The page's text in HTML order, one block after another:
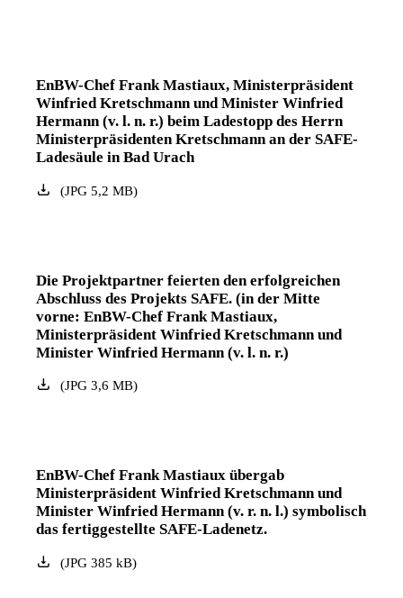
EnBW-Chef Frank Mastiaux, Ministerpräsident
Winfried Kretschmann und Minister Winfried
Hermann (v. l. n. r.) beim Ladestopp des Herrn
Ministerpräsidenten Kretschmann an der SAFE-
Ladesäule in Bad Urach
(JPG5,2 MB)
Die Projektpartner feierten den erfolgreichen
Abschluss des Projekts SAFE. (in der Mitte
vorne: EnBW-Chef Frank Mastiaux,
Ministerpräsident Winfried Kretschmann und
Minister Winfried Hermann (v. l. n. r.)
(JPG3,6 MB)
EnBW-Chef Frank Mastiaux übergab
Ministerpräsident Winfried Kretschmann und
Minister Winfried Hermann (v. r. n. l.) symbolisch
das fertiggestellte SAFE-Ladenetz.
(JPG385 kB)